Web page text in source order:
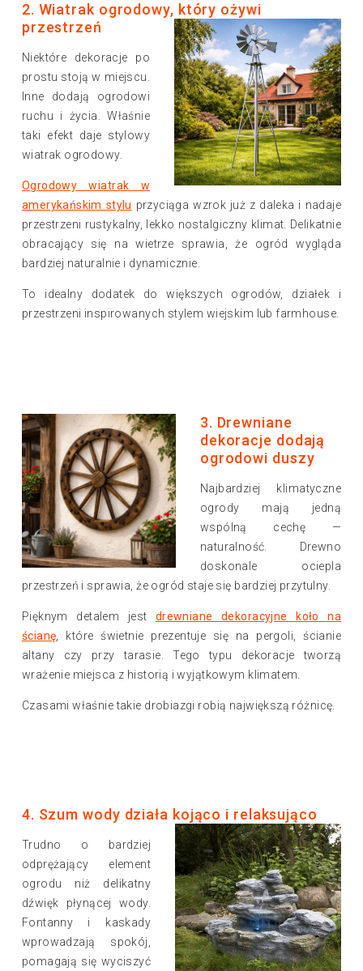
2. Wiatrak ogrodowy, który ożywi
przestrzeń
Niektóre dekoracje po
prostu stoją w miejscu.
Inne dodają ogrodowi
ruchu i życia. Właśnie
taki efekt daje stylowy
wiatrak ogrodowy.
Ogrodowy wiatrak w
amerykańskim stylu przyciąga wzrok już z daleka i nadaje
przestrzeni rustykalny, lekko nostalgiczny klimat. Delikatnie
obracający się na wietrze sprawia, że ogród wygląda
bardziej naturalnie i dynamicznie.
To idealny dodatek do większych ogrodów, działek i
przestrzeni inspirowanych stylem wiejskim lub farmhouse.
3. Drewniane
dekoracje dodają
ogrodowi duszy
Najbardziej klimatyczne
ogrody mają jedną
wspólną cechę —
naturalność. Drewno
doskonale ociepla
przestrzeń i sprawia, że ogród staje się bardziej przytulny.
Pięknym detalem jest drewniane dekoracyjne koło na
ścianę , które świetnie prezentuje się na pergoli, ścianie
altany czy przy tarasie. Tego typu dekoracje tworzą
wrażenie miejsca z historią i wyjątkowym klimatem.
Czasami właśnie takie drobiazgi robią największą różnicę.
4. Szum wody działa kojąco i relaksująco
Trudno o bardziej
odprężający element
ogrodu niż delikatny
dźwięk płynącej wody.
Fontanny i kaskady
wprowadzają spokój,
pomagają się wyciszyć